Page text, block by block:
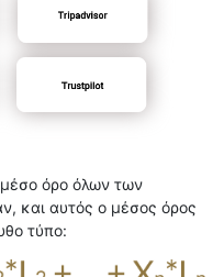
όρο όλων των
και αυτός ο μέσος όρος
τύπο: